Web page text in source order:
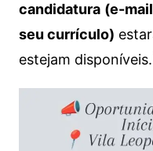
candidatura (e-
seu currículo)
estejam